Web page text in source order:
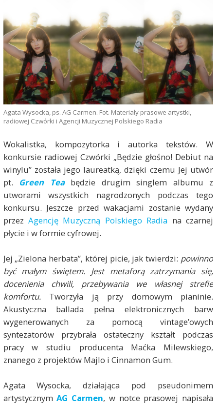
Agata Wysocka, ps. AG Carmen. Fot. Materiały prasowe artystki,
radiowej Czwórki i Agencji Muzycznej Polskiego Radia
Wokalistka, kompozytorka i autorka tekstów. W
konkursie radiowej Czwórki „Będzie głośno! Debiut na
winylu” została jego laureatką, dzięki czemu Jej utwór
pt. Green Teabędzie drugim singlem albumu z
utworami wszystkich nagrodzonych podczas tego
konkursu. Jeszcze przed wakacjami zostanie wydany
przezAgencję Muzyczną Polskiego Radia na czarnej
płycie i w formie cyfrowej.
Jej „Zielona herbata”, której picie, jak twierdzi: powinno
być małym świętem. Jest metaforą zatrzymania się,
docenienia chwili, przebywania we własnej strefie
komfortu. Tworzyła ją
przy domowym pianinie.
Akustyczna ballada pełna elektronicznych barw
wygenerowanych za pomocą vintage’owych
syntezatorów przybrała ostateczny kształt podczas
pracy w studiu producenta Maćka Milewskiego,
znanego z projektów Majlo i Cinnamon Gum.
Agata Wysocka, działająca pod pseudonimem
artystycznymAG Carmen, w notce prasowej napisała